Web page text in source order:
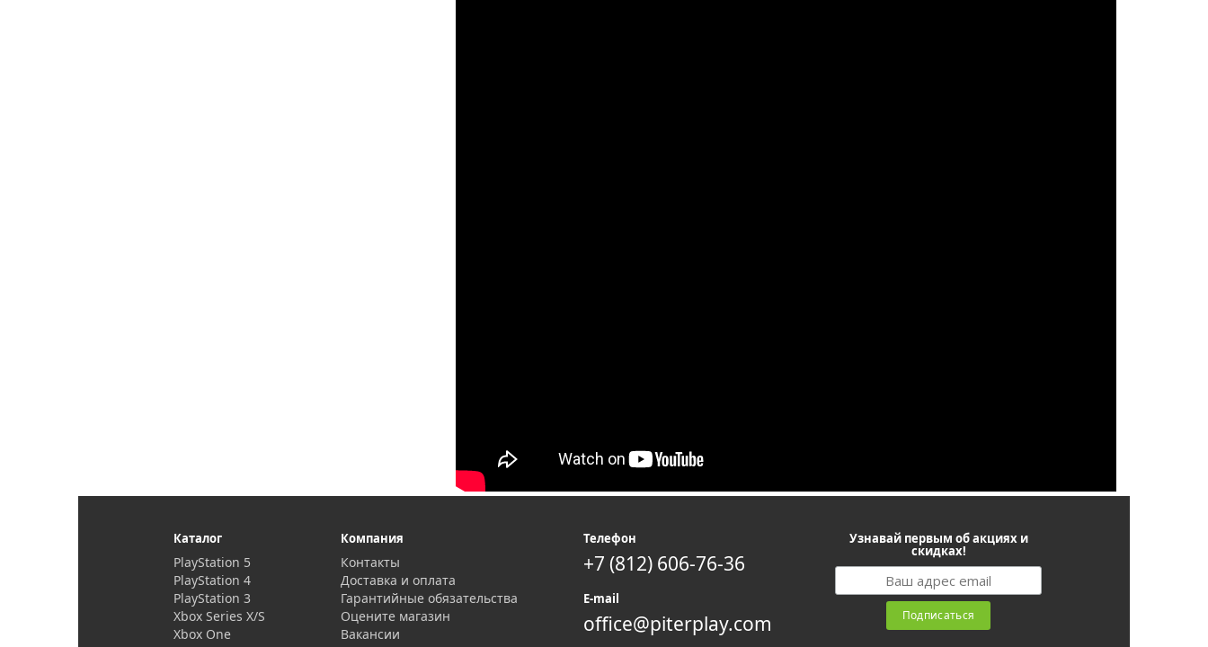
Каталог
PlayStation 5
PlayStation 4
PlayStation 3
Xbox Series X/S
Xbox One
Компания
Контакты
Доставка и оплата
Гарантийные обязательства
Оцените магазин
Вакансии
Телефон
+7 (812) 606-76-36
E-mail
office@piterplay.com
Узнавай первым об акциях и
скидках!